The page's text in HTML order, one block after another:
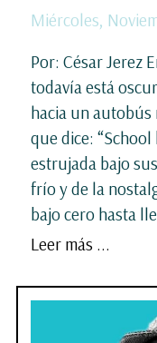
Miércoles,
Por: César Jerez
todavía está
hacia un
que dice:
estrujada bajo
frío y de la
bajo cero hasta
Leer más ...